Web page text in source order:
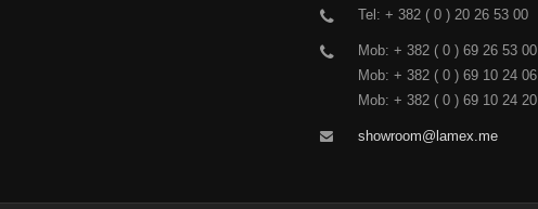
Tel: + 382 ( 0 ) 20 26 53 00
Mob: + 382 ( 0 ) 69 26 53 00
Mob: + 382 ( 0 ) 69 10 24 06
Mob: + 382 ( 0 ) 69 10 24 20
showroom@lamex.me